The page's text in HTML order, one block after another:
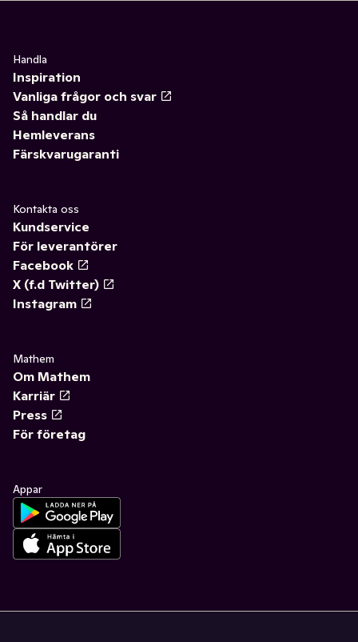
Handla
Inspiration
Vanliga frågor och svar
Så handlar du
Hemleverans
Färskvarugaranti
Kontakta oss
Kundservice
För leverantörer
Facebook
X (f.d Twitter)
Instagram
Mathem
Om Mathem
Karriär
Press
För företag
Appar